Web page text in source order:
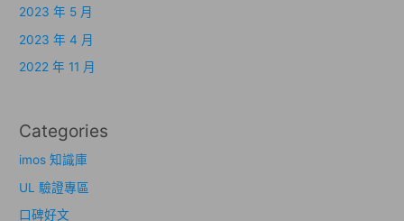
2023 年 5 月
2023 年 4 月
2022 年 11 月
Categories
imos 知識庫
UL 驗證專區
口碑好文